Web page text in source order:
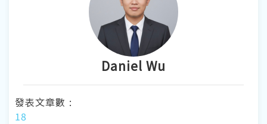
Daniel Wu
發表文章數 :
18